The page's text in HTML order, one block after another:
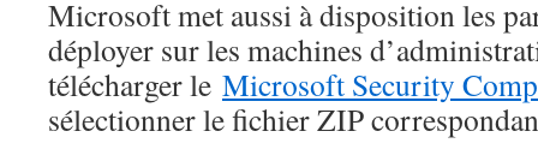
Microsoft met aussi à disposition les
déployer sur les machines
télécharger le Microsoft Security
sélectionner le fichier ZIP